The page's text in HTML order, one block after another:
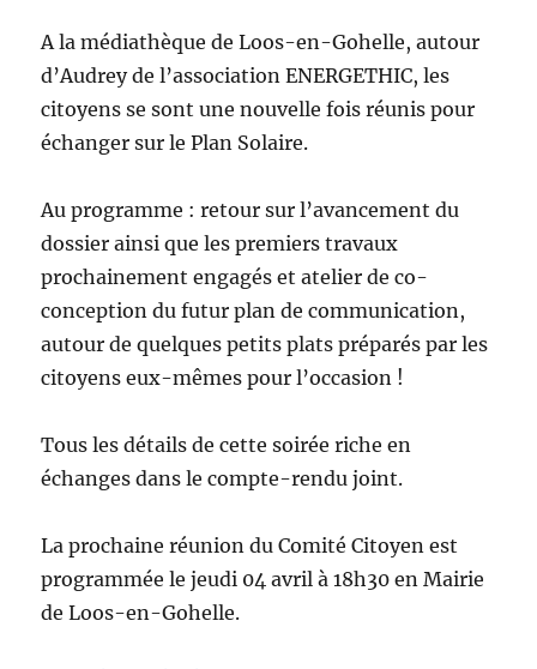
A la médiathèque de Loos-en-Gohelle, autour
d’Audrey de l’association ENERGETHIC, les
citoyens se sont une nouvelle fois réunis pour
échanger sur le Plan Solaire.
Au programme : retour sur l’avancement du
dossier ainsi que les premiers travaux
prochainement engagés et atelier de co-
conception du futur plan de communication,
autour de quelques petits plats préparés par les
citoyens eux-mêmes pour l’occasion !
Tous les détails de cette soirée riche en
échanges dans le compte-rendu joint.
La prochaine réunion du Comité Citoyen est
programmée le jeudi 04 avril à 18h30 en Mairie
de Loos-en-Gohelle.